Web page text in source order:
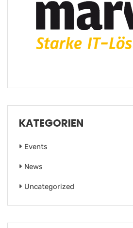
KATEGORIEN
Events
News
Uncategorized